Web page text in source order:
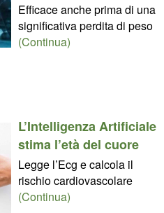
Efficace anche prima di una
significativa perdita di peso
(Continua)
L’Intelligenza Artificiale
stima l’età del cuore
Legge l’Ecg e calcola il
rischio cardiovascolare
(Continua)